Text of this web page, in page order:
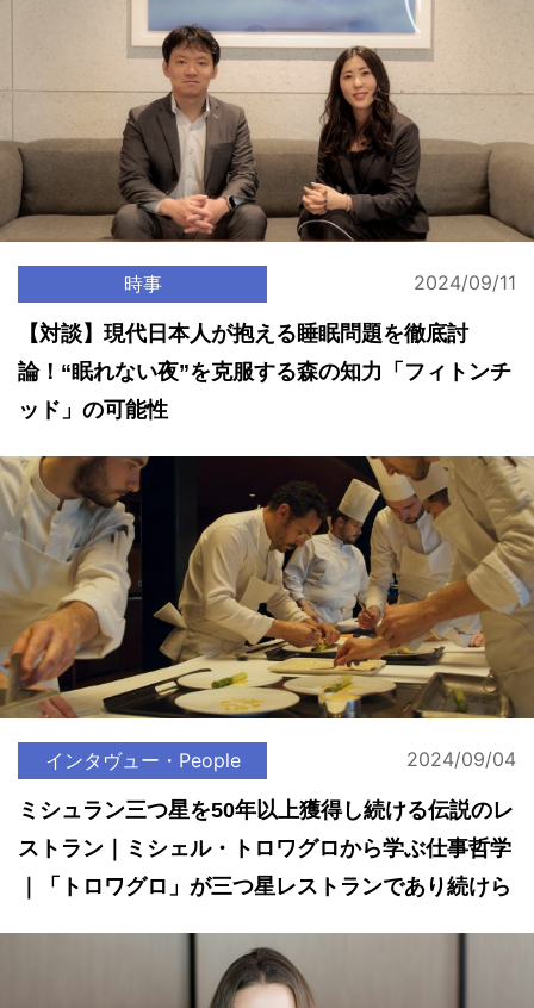
時事 2024/09/11
【対談】現代日本人が抱える睡眠問題を徹底討
論！“眠れない夜”を克服する森の知力「フィトンチ
ッド」の可能性
インタヴュー・People 2024/09/04
ミシュラン三つ星を50年以上獲得し続ける伝説のレ
ストラン｜ミシェル・トロワグロから学ぶ仕事哲学
｜「トロワグロ」が三つ星レストランであり続けら